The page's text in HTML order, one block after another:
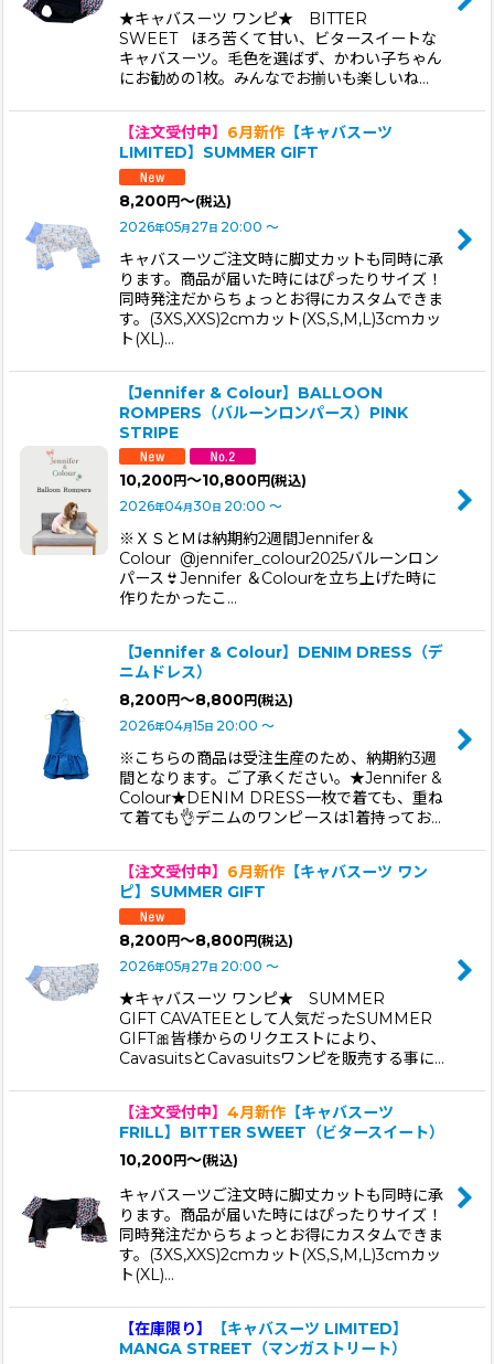
★キャバスーツ ワンピ★ BITTER
SWEET ほろ苦くて甘い、ビタースイートな
キャバスーツ。毛色を選ばず、かわい子ちゃん
にお勧めの1枚。みんなでお揃いも楽しいね…
【注文受付中】 6月新作 【キャバスーツ
LIMITED】SUMMER GIFT
8,200円～(税込)
2026年05月27日 20:00 ～
キャバスーツご注文時に脚丈カットも同時に承
ります。商品が届いた時にはぴったりサイズ！
同時発注だからちょっとお得にカスタムできま
す。(3XS,XXS)2cmカット(XS,S,M,L)3cmカッ
ト(XL)…
【Jennifer & Colour】BALLOON
ROMPERS（バルーンロンパース）PINK
STRIPE
10,200円～10,800円 (税込)
2026年04月30日 20:00 ～
※ＸＳとＭは納期約2週間Jennifer＆
Colour @jennifer_colour2025バルーンロン
パース👙Jennifer ＆Colourを立ち上げた時に
作りたかったこ…
【Jennifer & Colour】DENIM DRESS（デ
ニムドレス）
8,200円～8,800円 (税込)
2026年04月15日 20:00 ～
※こちらの商品は受注生産のため、納期約3週
間となります。ご了承ください。★Jennifer &
Colour★DENIM DRESS一枚で着ても、重ね
て着ても👌デニムのワンピースは1着持ってお…
【注文受付中】 6月新作 【キャバスーツ ワン
ピ】SUMMER GIFT
8,200円～8,800円 (税込)
2026年05月27日 20:00 ～
★キャバスーツ ワンピ★ SUMMER
GIFT CAVATEEとして人気だったSUMMER
GIFT🎀皆様からのリクエストにより、
CavasuitsとCavasuitsワンピを販売する事に…
【注文受付中】 4月新作 【キャバスーツ
FRILL】BITTER SWEET（ビタースイート）
10,200円～(税込)
キャバスーツご注文時に脚丈カットも同時に承
ります。商品が届いた時にはぴったりサイズ！
同時発注だからちょっとお得にカスタムできま
す。(3XS,XXS)2cmカット(XS,S,M,L)3cmカッ
ト(XL)…
【在庫限り】
【キャバスーツ LIMITED】
MANGA STREET（マンガストリート）